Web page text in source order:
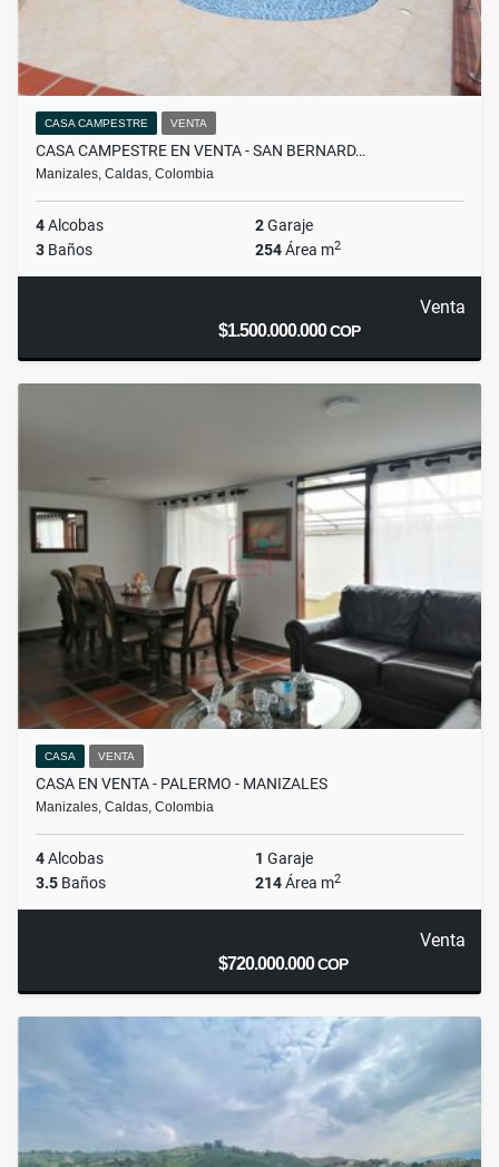
CASA CAMPESTRE VENTA
CASA CAMPESTRE EN VENTA - SAN BERNARD…
Manizales, Caldas, Colombia
4Alcobas 2Garaje
3 Baños 254Área m2
Venta
$1.500.000.000COP
CASA VENTA
CASA EN VENTA - PALERMO - MANIZALES
Manizales, Caldas, Colombia
4Alcobas 1 Garaje
3.5 Baños 214Área m2
Venta
$720.000.000COP